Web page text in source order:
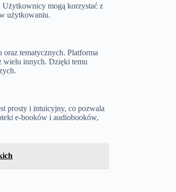
mogą korzystać z
użytkowaniu.
tematycznych. Platforma
wielu innych. Dzięki temu
prosty i intuicyjny, co pozwala
e-booków i audiobooków,